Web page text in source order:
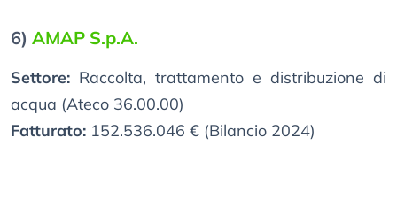
6) AMAP S.p.A.
Settore: Raccolta, trattamento e distribuzione di
acqua (Ateco 36.00.00)
Fatturato: 152.536.046 € (Bilancio 2024)